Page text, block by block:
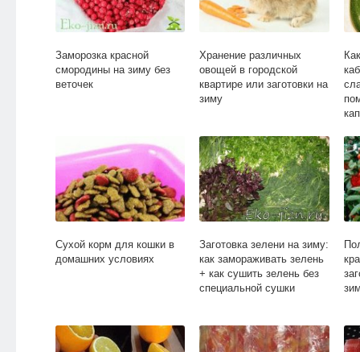
Заморозка красной
смородины на зиму без
веточек
Хранение различных
овощей в городской
квартире или заготовки на
зиму
Сухой корм для кошки в
домашних условиях
Заготовка зелени на зиму:
как замораживать зелень
+ как сушить зелень без
специальной сушки